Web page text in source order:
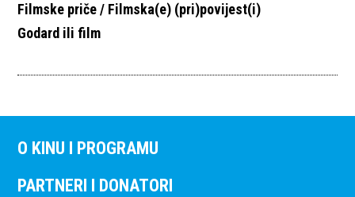
Filmske priče / Filmska(e) (pri)povijest(i)
Godard ili film
O KINU I PROGRAMU
PARTNERI I DONATORI